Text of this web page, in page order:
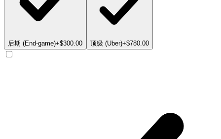
后期 (End-game)+$300.00 顶级 (Uber)+$780.00